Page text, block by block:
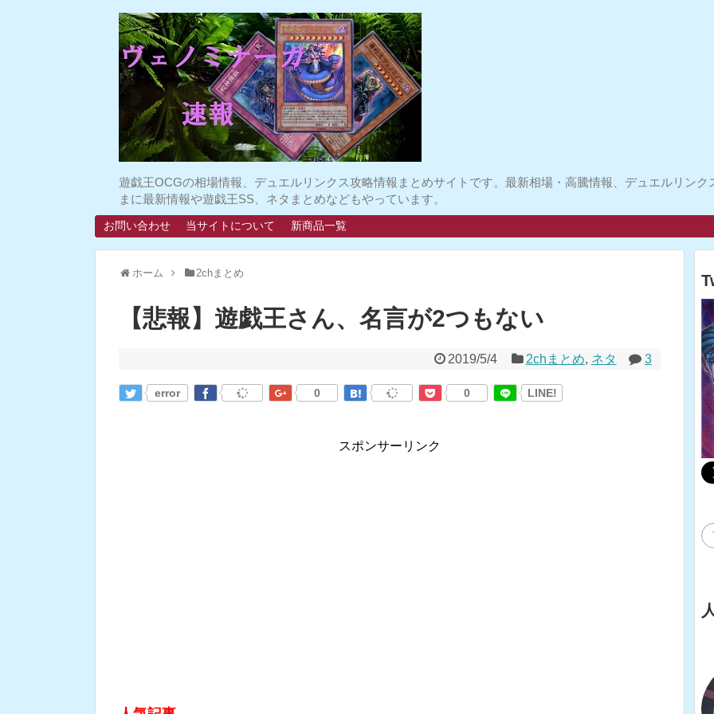
遊戯王OCGの相場情報、デュエルリンクス攻略情報まとめサイトです。最新相場・高騰情報、デュエルリン
まに最新情報や遊戯王SS、ネタまとめなどもやっています。
お問い合わせ 当サイトについて 新商品一覧
ホーム 2chまとめ
【悲報】遊戯王さん、名言が2つもない
2019/5/4 2chまとめ, ネタ 3
error 0 0 LINE!
スポンサーリンク